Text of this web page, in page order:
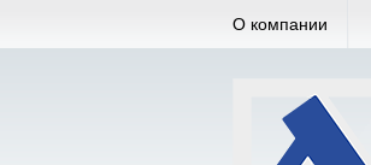
О компании